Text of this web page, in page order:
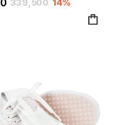
339,500 14%